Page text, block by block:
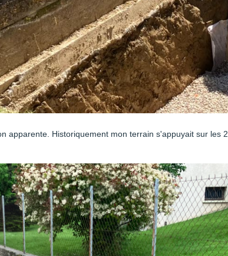
apparente. Historiquement mon terrain s'appuyait sur les 2